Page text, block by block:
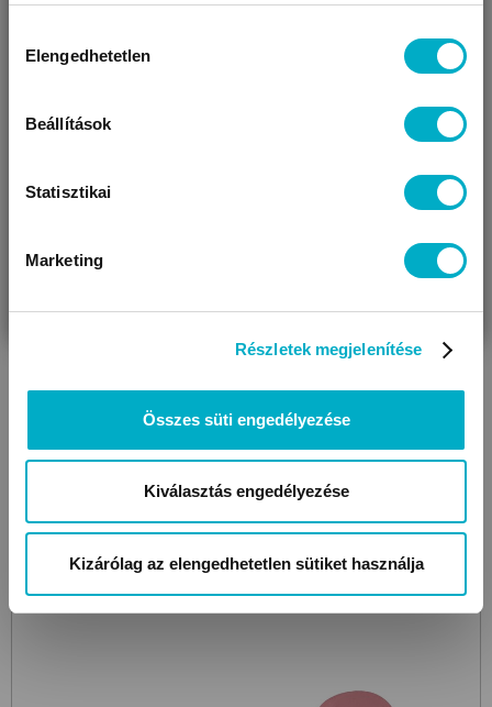
kiválasztása
Elengedhetetlen
Beállítások
Statisztikai
Marketing
Részletek megjelenítése
Összes süti engedélyezése
Kiválasztás engedélyezése
Kizárólag az elengedhetetlen sütiket használja
Pastel Transition value pack 240ml Ocean
Úgy látjuk, most jársz nálunk először!
VÁRANDÓS
AJÁNDÉKOT